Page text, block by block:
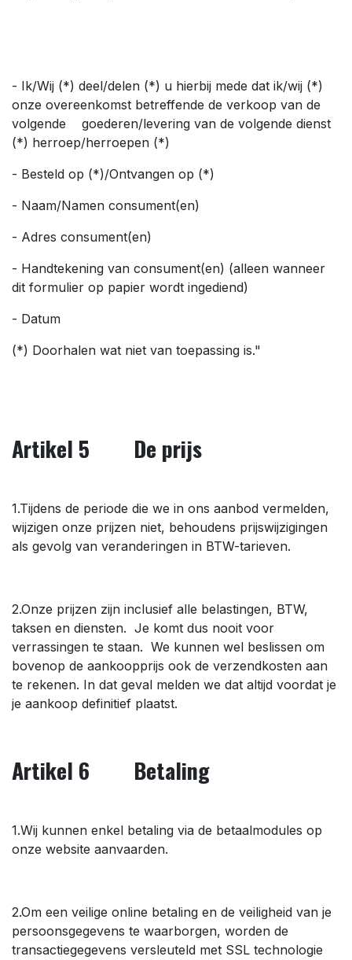
- Ik/Wij (*) deel/delen (*) u hierbij mede dat ik/wij (*)
onze overeenkomst betreffende de verkoop van de
volgende goederen/levering van de volgende dienst
(*) herroep/herroepen (*)
- Besteld op (*)/Ontvangen op (*)
- Naam/Namen consument(en)
- Adres consument(en)
- Handtekening van consument(en) (alleen wanneer
dit formulier op papier wordt ingediend)
- Datum
(*) Doorhalen wat niet van toepassing is."
Artikel 5 De prijs
1.Tijdens de periode die we in ons aanbod vermelden,
wijzigen onze prijzen niet, behoudens prijswijzigingen
als gevolg van veranderingen in BTW-tarieven.
2.Onze prijzen zijn inclusief alle belastingen, BTW,
taksen en diensten. Je komt dus nooit voor
verrassingen te staan. We kunnen wel beslissen om
bovenop de aankoopprijs ook de verzendkosten aan
te rekenen. In dat geval melden we dat altijd voordat je
je aankoop definitief plaatst.
Artikel 6 Betaling
1.Wij kunnen enkel betaling via de betaalmodules op
onze website aanvaarden.
2.Om een veilige online betaling en de veiligheid van je
persoonsgegevens te waarborgen, worden de
transactiegegevens versleuteld met SSL technologie